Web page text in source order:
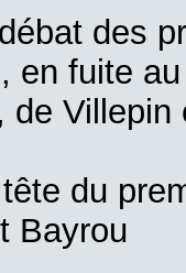
des
en fuite
de
du
Bayrou